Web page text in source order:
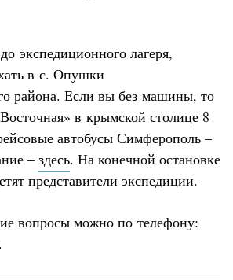
экспедиционного лагеря,
в с. Опушки
района. Если вы без машины, то
в крымской столице 8
автобусы Симферополь –
– здесь. На конечной остановке
представители экспедиции.
вопросы можно по телефону: